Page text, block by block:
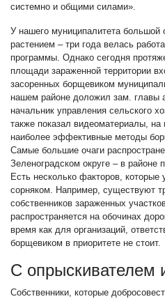
системно и общими силами».
У нашего муниципалитета большой
растением – три года велась
программы. Однако сегодня
площади зараженной территории
засоренных борщевиком
нашем районе доложил зам. главы
начальник управления сельского
также показал видеоматериалы,
наиболее эффективные методы
Самые большие очаги
Зеленоградском округе – в районе
Есть несколько факторов,
сорняком. Например, существуют
собственников зараженных
распространяется на обочинах
время как для организаций,
борщевиком в приоритете не стоит.
С опрыскивателем
Собственники, которые